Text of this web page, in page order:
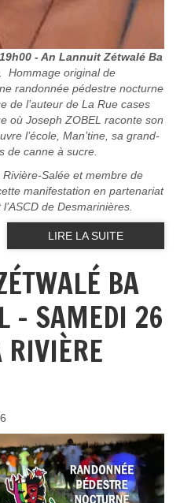
- An Lannuit Zétwalé Ba
. Hommage original de
randonnée pédestre nocturne
de l’auteur de La Rue cases
où Joseph ZOBEL raconte son
l’école, Man’tine, sa grand-
de canne à sucre.
Salée et membre de
manifestation en partenariat
de Desmarinières.
LIRE LA SUITE
BA
- SAMEDI 26